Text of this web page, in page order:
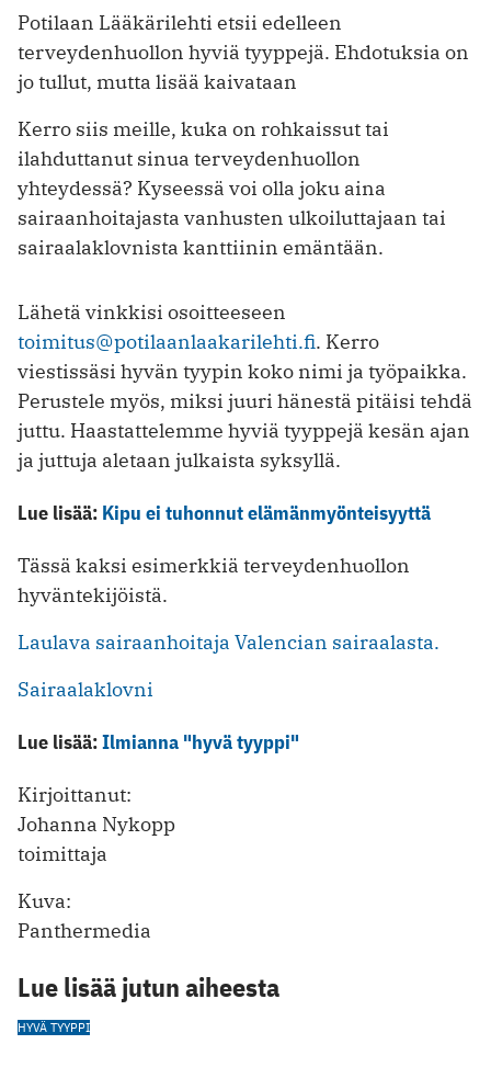
Potilaan Lääkärilehti etsii edelleen
terveydenhuollon hyviä tyyppejä. Ehdotuksia on
jo tullut, mutta lisää kaivataan
Kerro siis meille, kuka on rohkaissut tai
ilahduttanut sinua terveydenhuollon
yhteydessä? Kyseessä voi olla joku aina
sairaanhoitajasta vanhusten ulkoiluttajaan tai
sairaalaklovnista kanttiinin emäntään.
Lähetä vinkkisi osoitteeseen
toimitus@potilaanlaakarilehti.fi. Kerro
viestissäsi hyvän tyypin koko nimi ja työpaikka.
Perustele myös, miksi juuri hänestä pitäisi tehdä
juttu. Haastattelemme hyviä tyyppejä kesän ajan
ja juttuja aletaan julkaista syksyllä.
Lue lisää: Kipu ei tuhonnut elämänmyönteisyyttä
Tässä kaksi esimerkkiä terveydenhuollon
hyväntekijöistä.
Laulava sairaanhoitaja Valencian sairaalasta.
Sairaalaklovni
Lue lisää:Ilmianna "hyvä tyyppi"
Kirjoittanut:
Johanna Nykopp
toimittaja
Kuva:
Panthermedia
Lue lisää jutun aiheesta
HYVÄ TYYPPI